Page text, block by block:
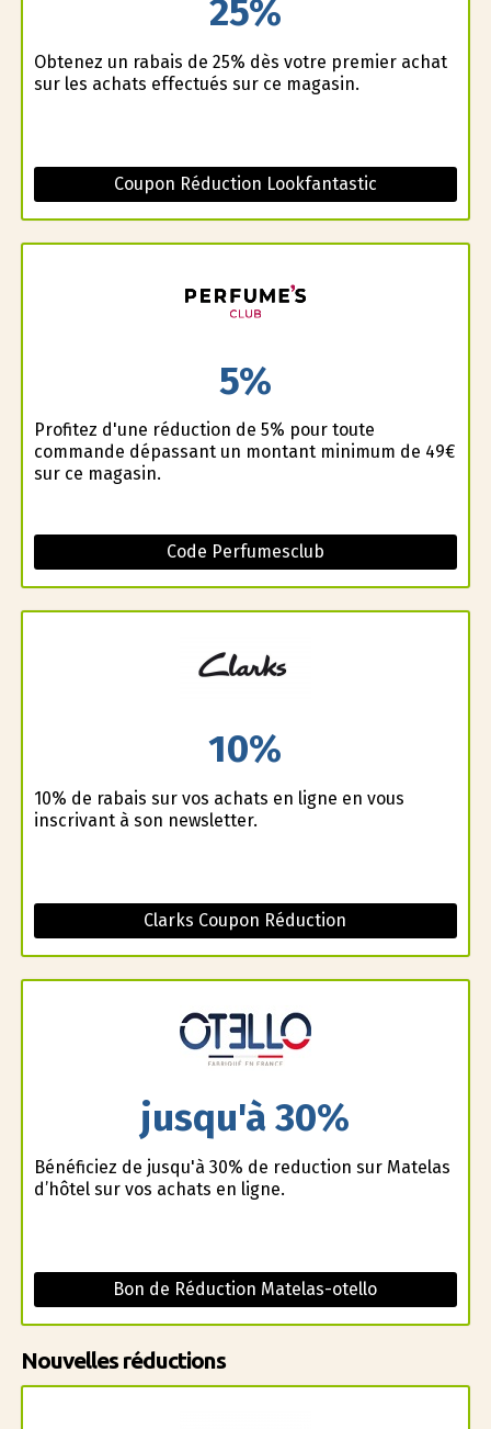
25%
Obtenez un rabais de 25% dès votre premier achat
sur les achats effectués sur ce magasin.
Coupon Réduction Lookfantastic
5%
Profitez d'une réduction de 5% pour toute
commande dépassant un montant minimum de 49€
sur ce magasin.
Code Perfumesclub
10%
10% de rabais sur vos achats en ligne en vous
inscrivant à son newsletter.
Clarks Coupon Réduction
jusqu'à 30%
Bénéficiez de jusqu'à 30% de reduction sur Matelas
d’hôtel sur vos achats en ligne.
Bon de Réduction Matelas-otello
Nouvelles réductions